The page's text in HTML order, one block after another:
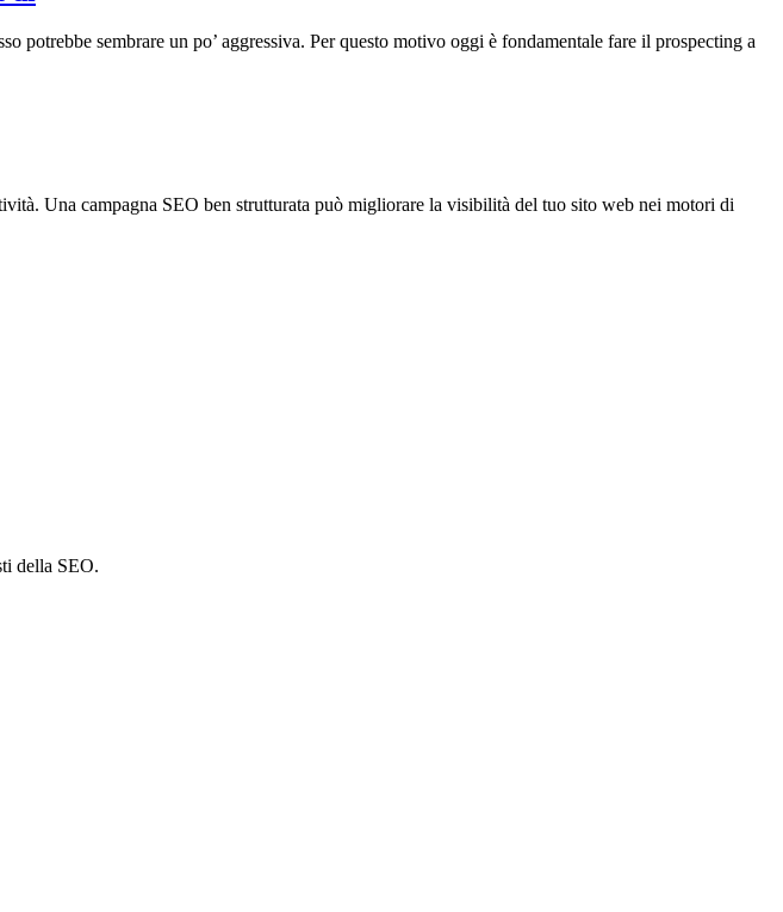
potrebbe sembrare un po’ aggressiva. Per questo motivo oggi è fondamentale fare il prospecting a
Una campagna SEO ben strutturata può migliorare la visibilità del tuo sito web nei motori di
della SEO.